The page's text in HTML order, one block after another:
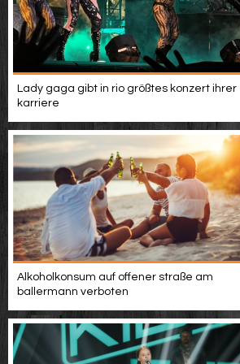
Lady gaga gibt in rio größtes konzert ihrer
karriere
Alkoholkonsum auf offener straße am
ballermann verboten